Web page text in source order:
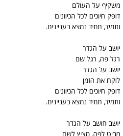
משקיף על העולם
דופק חיוכים לכל הכיוונים
ותמיד, תמיד נמצא בעניינים.
יושב על הגדר
רגל פה, רגל שם
יושב על הגדר
לוקח את הזמן
דופק חיוכים לכל הכיוונים
ותמיד, תמיד נמצא בעניינים.
יושב חושב על הגדר
מביט לפה, מציץ לשם